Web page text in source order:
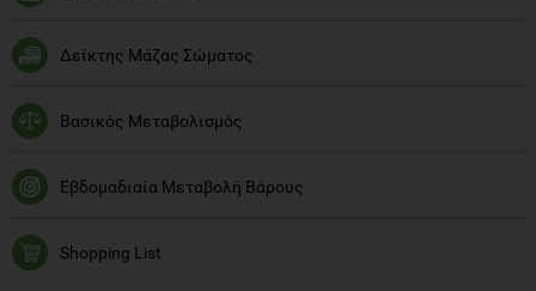
Δείκτης Μάζας Σώματος
Βασικός Μεταβολισμός
Εβδομαδιαία Μεταβολή Βάρους
Shopping List